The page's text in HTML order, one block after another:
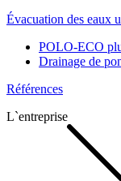
Évacuation des eaux
POLO-ECO
Drainage de
Références
L`entreprise